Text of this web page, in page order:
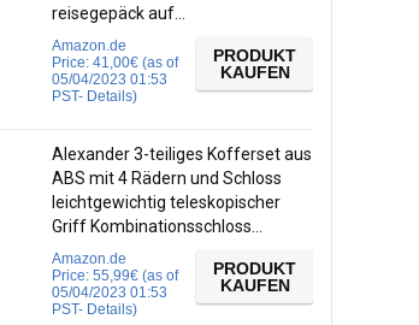
reisegepäck auf…
Amazon.de
Price: 41,00€ (as of
05/04/2023 01:53
PST- Details)
PRODUKT
KAUFEN
Alexander 3-teiliges Kofferset aus
ABS mit 4 Rädern und Schloss
leichtgewichtig teleskopischer
Griff Kombinationsschloss…
Amazon.de
Price: 55,99€ (as of
05/04/2023 01:53
PST- Details)
PRODUKT
KAUFEN